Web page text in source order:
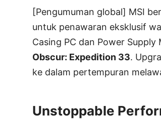
[Pengumuman global] MSI
untuk penawaran eksklusif
Casing PC dan Power
Obscur: Expedition 33.
ke dalam pertempuran
Unstoppable